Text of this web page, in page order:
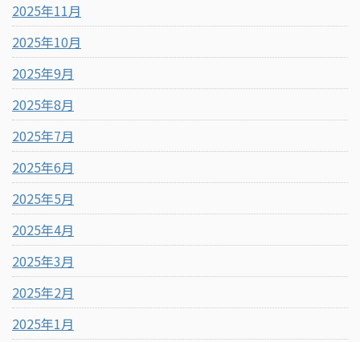
2025年11月
2025年10月
2025年9月
2025年8月
2025年7月
2025年6月
2025年5月
2025年4月
2025年3月
2025年2月
2025年1月